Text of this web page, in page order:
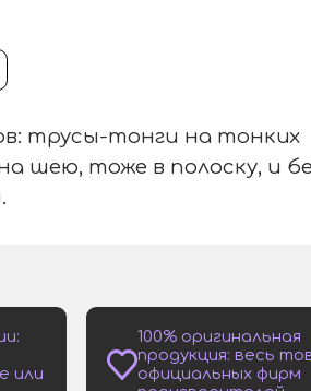
трусы-тонги на тонких
шею, тоже в полоску, и
или
100% оригинальная
продукция: весь
официальных фирм